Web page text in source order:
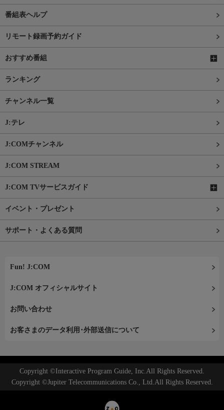
番組表ヘルプ
リモート録画予約ガイド
おすすめ番組
ランキング
チャンネル一覧
J:テレ
J:COMチャンネル
J:COM STREAM
J:COM TVサービスガイド
イベント・プレゼント
サポート・よくある質問
Fun! J:COM
J:COM オフィシャルサイト
お問い合わせ
お客さまのデータ利用･外部送信について
Copyright ©Interactive Program Guide, Inc.All Rights Reserved.
Copyright ©Jupiter Telecommunications Co., Ltd.All Rights Reserved.